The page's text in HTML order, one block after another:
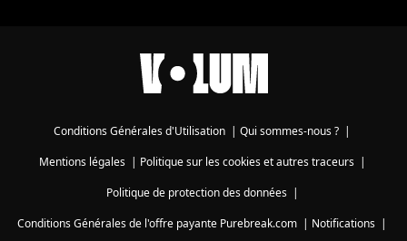
Conditions Générales d'Utilisation | Qui sommes-nous ? |
Mentions légales| Politique sur les cookies et autres traceurs|
Politique de protection des données|
Conditions Générales de l'offre payante Purebreak.com | Notifications |